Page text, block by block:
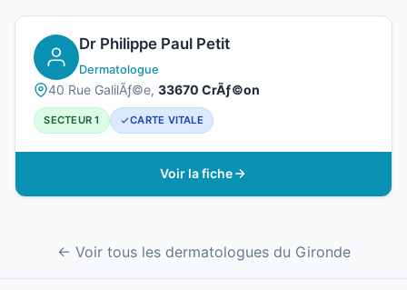
Dr Philippe Paul Petit
Dermatologue
40 Rue GalilÃƒ©e, 33670 CrÃƒ©on
SECTEUR 1 CARTE VITALE
Voir la fiche
← Voir tous les dermatologues du Gironde